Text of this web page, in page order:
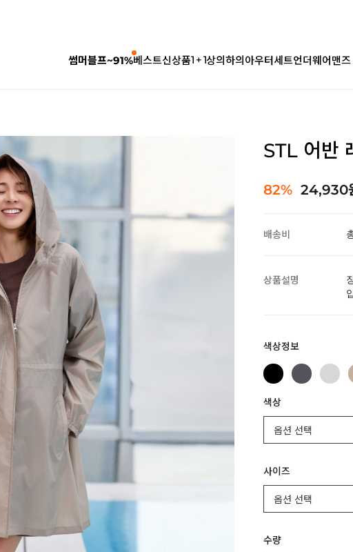
썸머블프~91%베스트신상품1 + 1상의하의아우터세트언더웨어맨즈
STL 어반
82% 24,930
배송비
상품설명
색상정보
색상
사이즈
수량